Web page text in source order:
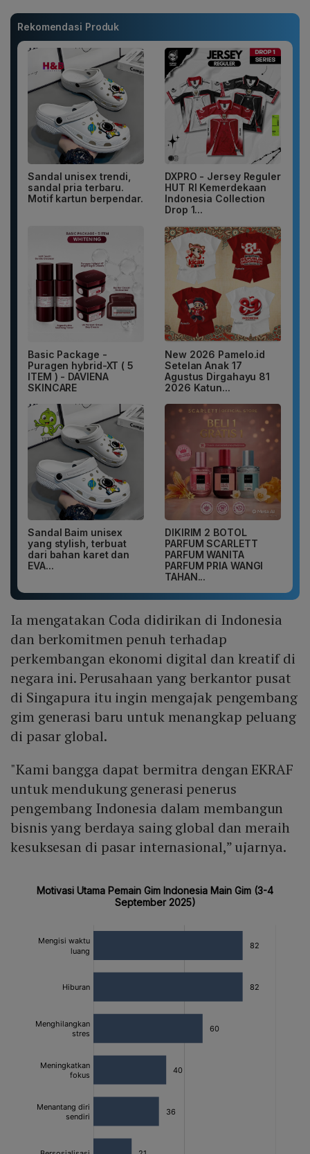
Rekomendasi Produk
Sandal unisex trendi,
sandal pria terbaru.
Motif kartun berpendar.
DXPRO - Jersey Reguler
HUT RI Kemerdekaan
Indonesia Collection
Drop 1...
Basic Package -
Puragen hybrid-XT ( 5
ITEM ) - DAVIENA
SKINCARE
New 2026 Pamelo.id
Setelan Anak 17
Agustus Dirgahayu 81
2026 Katun...
Sandal Baim unisex
yang stylish, terbuat
dari bahan karet dan
EVA...
DIKIRIM 2 BOTOL
PARFUM SCARLETT
PARFUM WANITA
PARFUM PRIA WANGI
TAHAN...
Ia mengatakan Coda didirikan di Indonesia
dan berkomitmen penuh terhadap
perkembangan ekonomi digital dan kreatif di
negara ini. Perusahaan yang berkantor pusat
di Singapura itu ingin mengajak pengembang
gim generasi baru untuk menangkap peluang
di pasar global.
"Kami bangga dapat bermitra dengan EKRAF
untuk mendukung generasi penerus
pengembang Indonesia dalam membangun
bisnis yang berdaya saing global dan meraih
kesuksesan di pasar internasional,” ujarnya.